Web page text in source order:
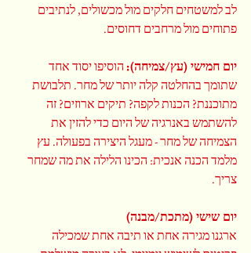
לב למשטחים חלקים מול מכשולים, לנתיבים
פתוחים מול מרחבים דחוסים.
יום חמישי (עץ/צמיחה): הוסיפו יסוד אחד
שתומך בהחלטה קלה יותר של מחר. תלבושת
מתוכננת? הכנות לקפה? תיקים ארוזים? זה
להשתמש באנרגיה של היום כדי להזין את
הצמיחה של מחר - מעגל היצירה בפעולה. עץ
מלמד הכנה אנכית: הכינו הלילה את מה שמחר
צריך.
יום שישי (מתכת/מבנה)
ארגנו מגירה אחת או תיבה אחת שמכילה